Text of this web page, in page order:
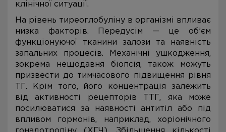
клінічної ситуації.
На рівень тиреоглобуліну в організмі впливає
низка факторів. Передусім — це об’єм
функціонуючої тканини залози та наявність
запальних процесів. Механічні ушкодження,
зокрема нещодавня біопсія, також можуть
призвести до тимчасового підвищення рівня
ТГ. Крім того, його концентрація залежить
від активності рецепторів ТТГ, яка може
посилюватися за наявності антитіл або під
впливом гормонів, наприклад, хоріонічного